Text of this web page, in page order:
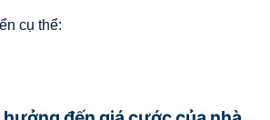
cụ thể: